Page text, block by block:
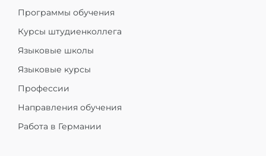
Программы обучения
Курсы штудиенколлега
Языковые школы
Языковые курсы
Профессии
Направления обучения
Работа в Германии